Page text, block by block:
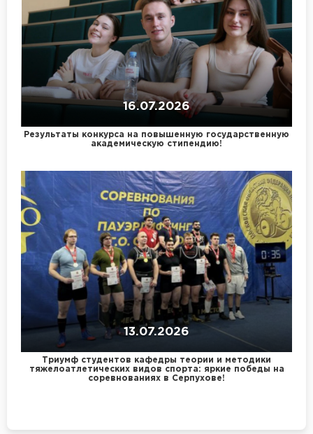
16.07.2026
Результаты конкурса на повышенную государственную
академическую стипендию!
13.07.2026
Триумф студентов кафедры теории и методики
тяжелоатлетических видов спорта: яркие победы на
соревнованиях в Серпухове!